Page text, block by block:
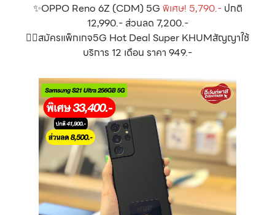
✨OPPO Reno 6Z (CDM) 5G พิเศษ! 5,790.-ปกติ
12,990.- ส่วนลด 7,200.-
👉🏻สมัครแพ็กเกจ5G Hot Deal Super KHUMสัญญาใช้
บริการ 12 เดือน ราคา 949.-